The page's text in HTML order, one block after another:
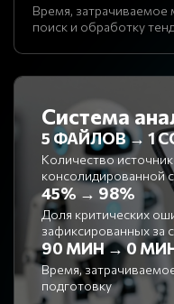
Время,
поиск и обработку
Система
5 ФАЙЛОВ → 1
Количество
консолидированной
45% → 98%
Доля критических
зафиксированных за
90 МИН → 0
Время,
подготовку